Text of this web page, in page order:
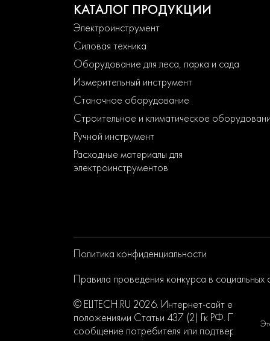
КАТАЛОГ ПРОДУКЦИИ
Электроинструмент
Силовая техника
Оборудование для леса, парка и сада
Измерительный инструмент
Станочное оборудование
Строительное и климатическое
Ручной инструмент
Расходные материалы для
электроинструментов
Политика конфиденциальности
Правила проведения конкурса в социальных
© ELITECH.RU 2026. Интернет-сайт
положениями Статьи 437 (2) Гк РФ.
сообщение потребителя или